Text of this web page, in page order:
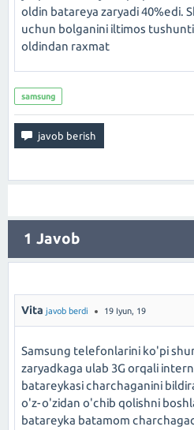
oldin batareya zaryadi 40%edi.
uchun bolganini iltimos
oldindan raxmat
samsung
1 Javob
Vita javob berdi 19 Iyun, 19
Samsung telefonlarini ko'pi
zaryadkaga ulab 3G orqali
batareykasi charchaganini
o'z-o'zidan o'chib qolishni
batareyka batamom